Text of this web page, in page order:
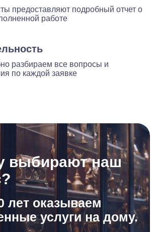
предоставляют подробный отчет о
работе
разбираем все вопросы и
по каждой заявке
выбирают наш
лет оказываем
услуги на дому.